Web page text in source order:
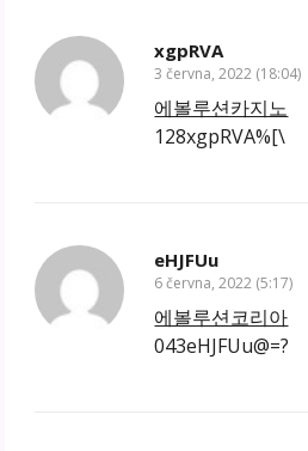
xgpRVA
3 června, 2022 (18:04)
에볼루션카지노
128xgpRVA%[\
eHJFUu
6 června, 2022 (5:17)
에볼루션코리아
043eHJFUu@=?